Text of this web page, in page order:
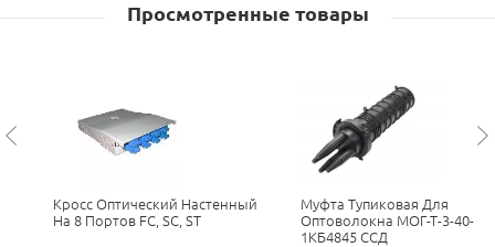
Просмотренные товары
Кросс Оптический Настенный
На 8 Портов FC, SC, ST
Муфта Тупиковая Для
Оптоволокна МОГ-Т-3-40-
1КБ4845 ССД